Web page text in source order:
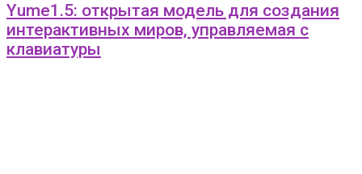
Yume1.5: открытая модель для создания
интерактивных миров, управляемая с
клавиатуры